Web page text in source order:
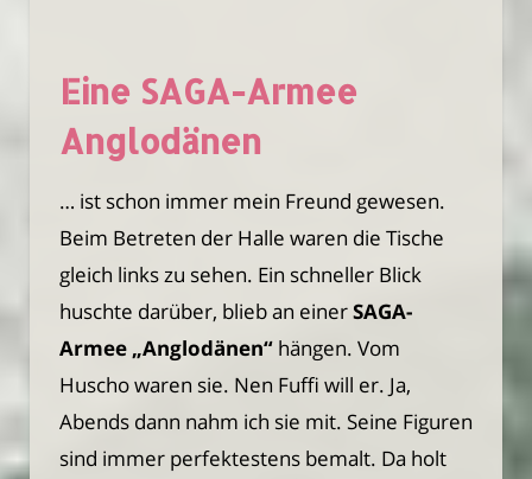
Eine SAGA-Armee
Anglodänen
… ist schon immer mein Freund gewesen.
Beim Betreten der Halle waren die Tische
gleich links zu sehen. Ein schneller Blick
huschte darüber, blieb an einerSAGA-
Armee „Anglodänen“ hängen. Vom
Huscho waren sie. Nen Fuffi will er. Ja,
Abends dann nahm ich sie mit. Seine Figuren
sind immer perfektestens bemalt. Da holt